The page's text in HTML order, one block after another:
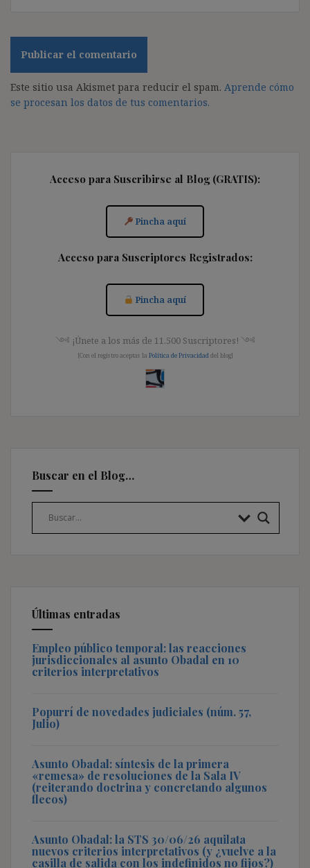
Este sitio usa Akismet para reducir el spam. Aprende cómo
se procesan los datos de tus comentarios.
Acceso para Suscribirse al Blog (GRATIS):
Pincha aquí
Acceso para Suscriptores Registrados:
Pincha aquí
༺ ¡Únete a los más de 11.500 Suscriptores! ༺
[Con el registro aceptas la Política de Privacidad del blog]
Buscar en el Blog…
Últimas entradas
Empleo público temporal: las reacciones
jurisdiccionales al asunto Obadal en 10
criterios interpretativos
Popurrí de novedades judiciales (núm. 57,
Julio)
Asunto Obadal: síntesis de la primera
«remesa» de resoluciones de la Sala IV
(reiterando doctrina y concretando algunos
flecos)
Asunto Obadal: la STS 30/06/26 aquilata
nuevos criterios interpretativos (y ¿vuelve a la
casilla de salida con los indefinidos no fijos?)